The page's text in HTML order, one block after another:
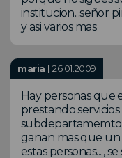
institucion...señor
y asi varios mas
maria |26.01.2009
Hay personas que
prestando
ganan mas que
estas personas....,